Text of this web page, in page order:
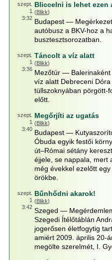
szept.
1
3:32
Bliccelni is lehet ezen
(Blikk)
Budapest —
autóbusz a BKV-hoz a
busztesztsorozatban.
szept.
1
3:36
Táncolt a víz alatt
(Blikk)
Mezőtúr — Balerinaként
víz alatt Debreceni
tüllszoknyában pörgött-
előtt.
szept.
1
3:40
Megőrjíti az ugatás
(Blikk)
Budapest —
Óbuda egyik festői
út–Római sétány
éjjele, se nappala, mert
még évekkel ezelőtt
örökbe.
szept.
1
3:42
Bűnhődni akarok!
(Blikk)
Szeged —
Szegedi Ítélőtáblán
jogerősen életfogytig
amiért 2009. április 20-
megölte szerelmét, I.